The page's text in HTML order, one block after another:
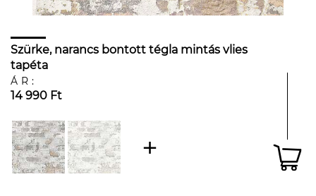
Szürke, narancs bontott tégla mintás vlies
tapéta
ÁR:
14 990 Ft